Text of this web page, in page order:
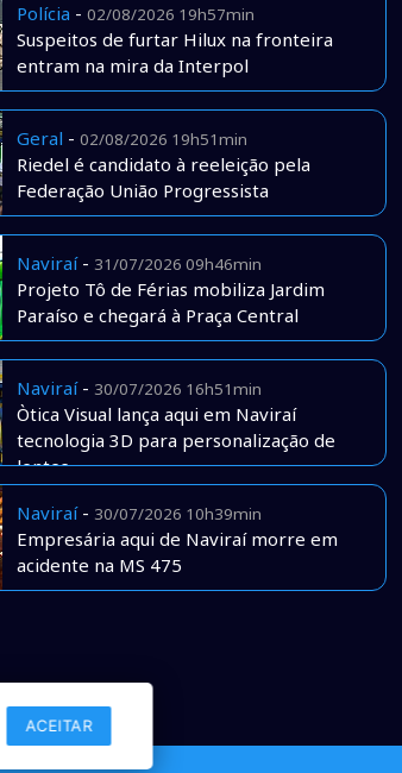
Polícia - 02/08/2026 19h57min
Suspeitos de furtar Hilux na fronteira
entram na mira da Interpol
Geral - 02/08/2026 19h51min
Riedel é candidato à reeleição pela
Federação União Progressista
Naviraí- 31/07/2026 09h46min
Projeto Tô de Férias mobiliza Jardim
Paraíso e chegará à Praça Central
Naviraí- 30/07/2026 16h51min
Òtica Visual lança aqui em Naviraí
tecnologia 3D para personalização de
lentes
Naviraí- 30/07/2026 10h39min
Empresária aqui de Naviraí morre em
acidente na MS 475
ACEITAR